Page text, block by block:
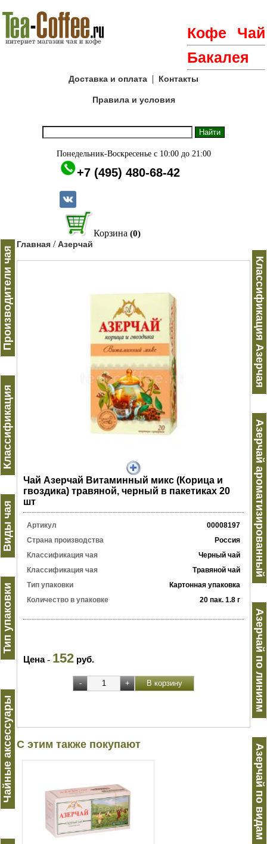
Кофе
Чай
Бакалея
Доставка и оплата | Контакты
Правила и условия
Понедельник-Воскресенье с 10:00 до 21:00
+7 (495) 480-68-42
Корзина (0)
Производители чая
Классификация
Виды чая
Тип упаковки
Чайные аксессуары
Главная /Азерчай
Чай Азерчай Витаминный микс (Корица и
гвоздика) травяной, черный в пакетиках 20
шт
Артикул
00008197
Страна производства
Россия
Классификация чая
Черный чай
Классификация чая
Травяной чай
Тип упаковки
Картонная упаковка
Количество в упаковке
20 пак. 1.8 г
Цена- 152 руб.
С этим также покупают
Классификация Азерчая
Азерчай ароматизированный
Азерчай по линиям
Азерчай по видам